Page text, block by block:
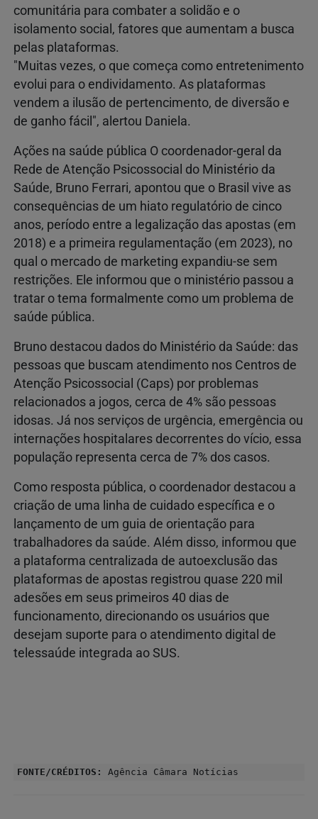
comunitária para combater a solidão e o
isolamento social, fatores que aumentam a busca
pelas plataformas.
"Muitas vezes, o que começa como entretenimento
evolui para o endividamento. As plataformas
vendem a ilusão de pertencimento, de diversão e
de ganho fácil", alertou Daniela.
Ações na saúde pública O coordenador-geral da
Rede de Atenção Psicossocial do Ministério da
Saúde, Bruno Ferrari, apontou que o Brasil vive as
consequências de um hiato regulatório de cinco
anos, período entre a legalização das apostas (em
2018) e a primeira regulamentação (em 2023), no
qual o mercado de marketing expandiu-se sem
restrições. Ele informou que o ministério passou a
tratar o tema formalmente como um problema de
saúde pública.
Bruno destacou dados do Ministério da Saúde: das
pessoas que buscam atendimento nos Centros de
Atenção Psicossocial (Caps) por problemas
relacionados a jogos, cerca de 4% são pessoas
idosas. Já nos serviços de urgência, emergência ou
internações hospitalares decorrentes do vício, essa
população representa cerca de 7% dos casos.
Como resposta pública, o coordenador destacou a
criação de uma linha de cuidado específica e o
lançamento de um guia de orientação para
trabalhadores da saúde. Além disso, informou que
a plataforma centralizada de autoexclusão das
plataformas de apostas registrou quase 220 mil
adesões em seus primeiros 40 dias de
funcionamento, direcionando os usuários que
desejam suporte para o atendimento digital de
telessaúde integrada ao SUS.
FONTE/CRÉDITOS: Agência Câmara Notícias